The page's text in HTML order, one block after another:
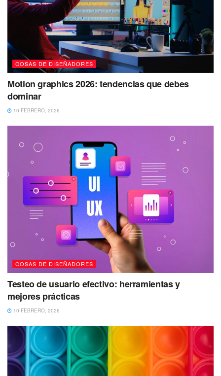
COSAS DE DISEÑADORES
Motion graphics 2026: tendencias que debes
dominar
10 FEBRERO, 2026
COSAS DE DISEÑADORES
Testeo de usuario efectivo: herramientas y
mejores prácticas
10 FEBRERO, 2026